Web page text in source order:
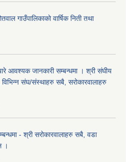
गाउँपालिकाको वार्षिक निती तथा
आवश्यक जानकारी सम्बन्धमा । श्री संघीय
संघ/संस्थाहरु सबै, सरोकारवालाहरु
- श्री सरोकारवालाहरु सबै, वडा
।